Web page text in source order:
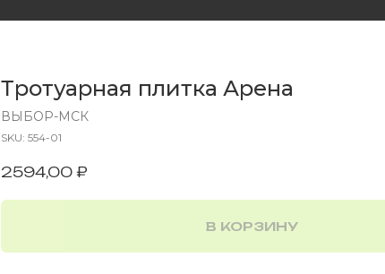
Тротуарная плитка Арена
ВЫБОР-МСК
SKU: 554-01
2594,00 ₽
В КОРЗИНУ